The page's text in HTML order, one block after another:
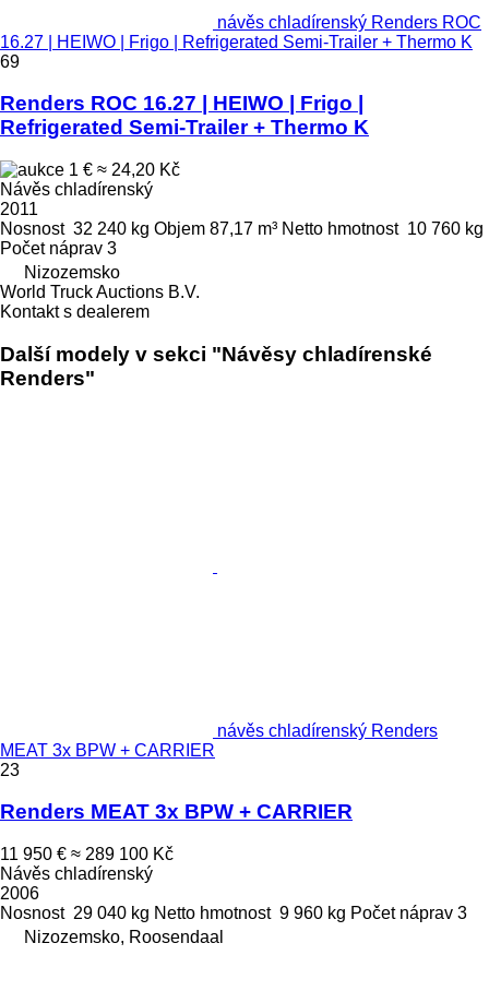
návěs chladírenský Renders ROC
16.27 | HEIWO | Frigo | Refrigerated Semi-Trailer + Thermo K
69
Renders ROC 16.27 | HEIWO | Frigo |
Refrigerated Semi-Trailer + Thermo K
1 € ≈ 24,20 Kč
Návěs chladírenský
2011
Nosnost 32 240 kg Objem 87,17 m³ Netto hmotnost 10 760 kg
Počet náprav 3
Nizozemsko
World Truck Auctions B.V.
Kontakt s dealerem
Další modely v sekci "Návěsy chladírenské
Renders"
návěs chladírenský Renders
MEAT 3x BPW + CARRIER
23
Renders MEAT 3x BPW + CARRIER
11 950 € ≈ 289 100 Kč
Návěs chladírenský
2006
Nosnost 29 040 kg Netto hmotnost 9 960 kg Počet náprav 3
Nizozemsko, Roosendaal